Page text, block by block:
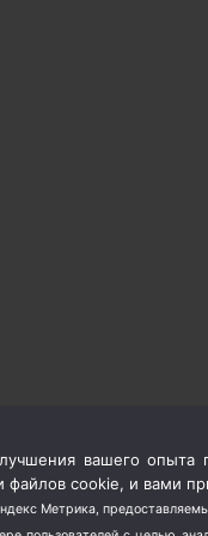
вашего опыта
файлов cookie, и вами
Метрика,